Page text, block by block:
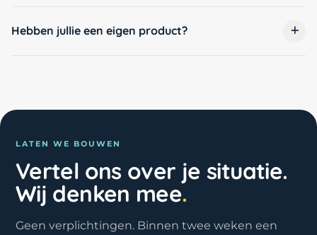
Hebben jullie een eigen product?
LATEN WE BOUWEN
Vertel ons over je situatie.
Wij denken mee.
Geen verplichtingen. Binnen twee weken een